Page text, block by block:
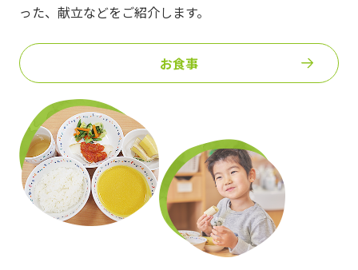
った、 献立などをご紹介します。
お食事